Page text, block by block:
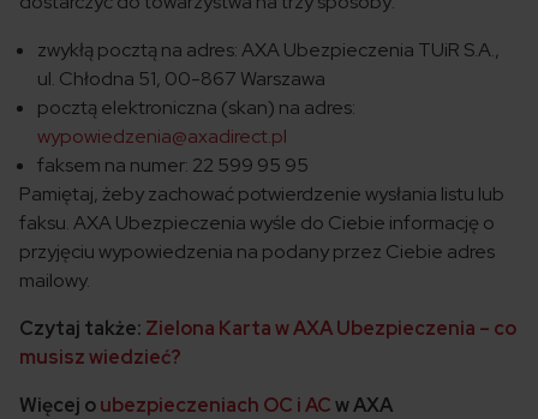
zwykłą pocztą na adres: AXA Ubezpieczenia TUiR S.A.,
ul. Chłodna 51, 00-867 Warszawa
pocztą elektroniczna (skan) na adres:
wypowiedzenia@axadirect.pl
faksem na numer: 22 599 95 95
Pamiętaj, żeby zachować potwierdzenie wysłania listu lub
faksu. AXA Ubezpieczenia wyśle do Ciebie informację o
przyjęciu wypowiedzenia na podany przez Ciebie adres
mailowy.
Czytaj także: Zielona Karta w AXA Ubezpieczenia – co
musisz wiedzieć?
Więcej oubezpieczeniach OC i ACw AXA